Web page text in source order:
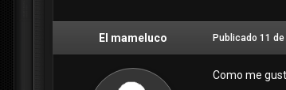
El mameluco Publicado 11
Como me